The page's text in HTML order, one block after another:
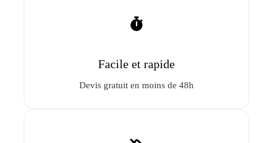
Facile et rapide
Devis gratuit en moins de 48h